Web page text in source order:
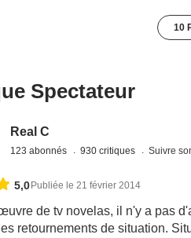
10
Spectateur
Real C
123 abonnés 930 critiques Suivre
5,0 Publiée le 21 février 2014
de tv novelas, il n'y a pas
retournements de situation.